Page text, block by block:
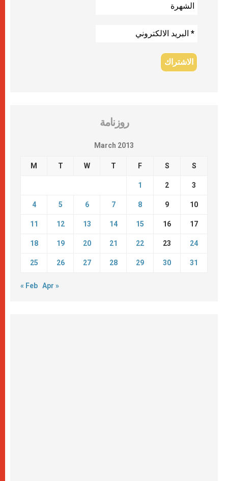
روزنامة
March 2013
M T W T F S S
1 2 3
4 5 6 7 8 9 10
11 12 13 14 15 16 17
18 19 20 21 22 23 24
25 26 27 28 29 30 31
« Feb Apr »